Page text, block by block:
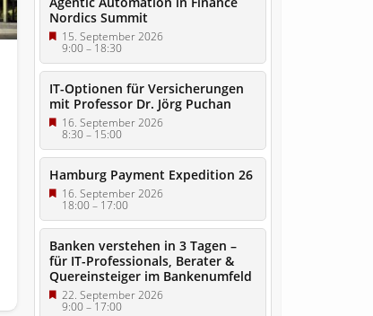
Nordics Summit
15. September 2026
9:00– 18:30
IT-Optionen für Versicherungen
mit Professor Dr. Jörg Puchan
16. September 2026
8:30– 15:00
Hamburg Payment Expedition 26
16. September 2026
18:00– 17:00
Banken verstehen in 3 Tagen –
für IT-Professionals, Berater &
Quereinsteiger im Bankenumfeld
22. September 2026
9:00– 17:00